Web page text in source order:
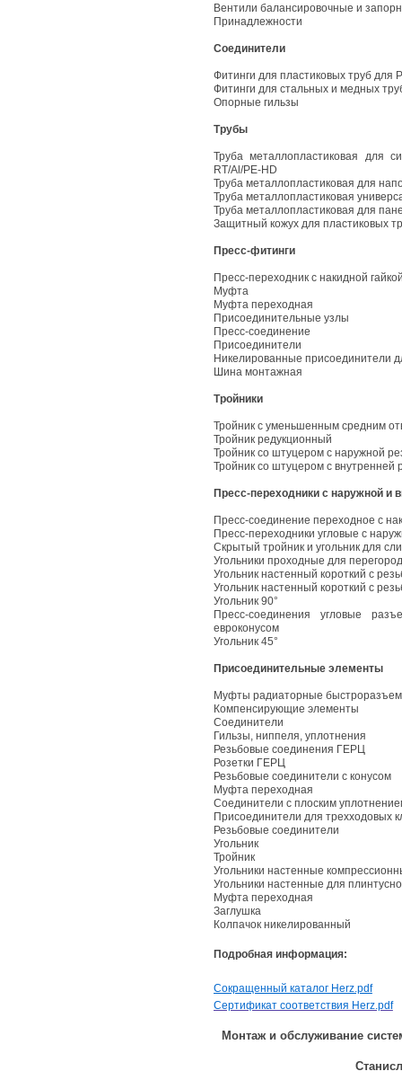
Вентили балансировочные и
Принадлежности
Соединители
Фитинги для пластиковых труб для
Фитинги для стальных и медных
Опорные гильзы
Трубы
Труба металлопластиковая для
RT/Al/PE-HD
Труба металлопластиковая для
Труба металлопластиковая
Труба металлопластиковая для
Защитный кожух для пластиковых
Пресс-фитинги
Пресс-переходник с накидной
Муфта
Муфта переходная
Присоединительные узлы
Пресс-соединение
Присоединители
Никелированные присоединители
Шина монтажная
Тройники
Тройник с уменьшенным средним
Тройник редукционный
Тройник со штуцером с наружной
Тройник со штуцером с внутренней
Пресс-переходники с наружной и
Пресс-соединение переходное с
Пресс-переходники угловые с
Скрытый тройник и угольник для
Угольники проходные для
Угольник настенный короткий с
Угольник настенный короткий с
Угольник 90°
Пресс-соединения угловые
евроконусом
Угольник 45°
Присоединительные элементы
Муфты радиаторные
Компенсирующие элементы
Соединители
Гильзы, ниппеля, уплотнения
Резьбовые соединения ГЕРЦ
Розетки ГЕРЦ
Резьбовые соединители с конусом
Муфта переходная
Соединители с плоским
Присоединители для трехходовых
Резьбовые соединители
Угольник
Тройник
Угольники настенные
Угольники настенные для
Муфта переходная
Заглушка
Колпачок никелированный
Подробная информация:
Сокращенный каталог Herz.pdf
Сертификат соответствия Herz.pdf
Монтаж и обслуживание